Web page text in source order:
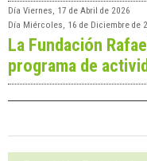
Día Viernes, 17 de Abril de 2026
Día Miércoles, 16 de Diciembre de
La Fundación
programa de